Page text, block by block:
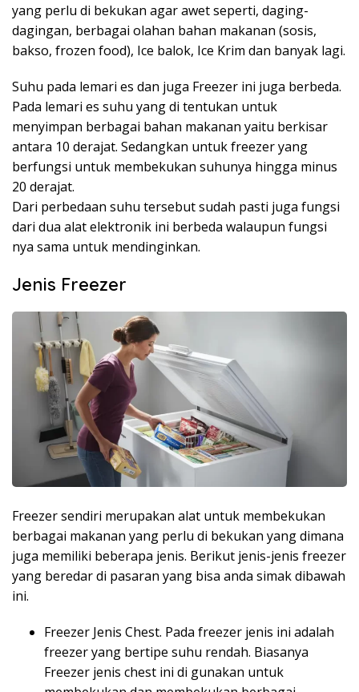
yang perlu di bekukan agar awet seperti, daging-
dagingan, berbagai olahan bahan makanan (sosis,
bakso, frozen food), Ice balok, Ice Krim dan banyak lagi.
Suhu pada lemari es dan juga Freezer ini juga berbeda.
Pada lemari es suhu yang di tentukan untuk
menyimpan berbagai bahan makanan yaitu berkisar
antara 10 derajat. Sedangkan untuk freezer yang
berfungsi untuk membekukan suhunya hingga minus
20 derajat.
Dari perbedaan suhu tersebut sudah pasti juga fungsi
dari dua alat elektronik ini berbeda walaupun fungsi
nya sama untuk mendinginkan.
Jenis Freezer
Freezer sendiri merupakan alat untuk membekukan
berbagai makanan yang perlu di bekukan yang dimana
juga memiliki beberapa jenis. Berikut jenis-jenis freezer
yang beredar di pasaran yang bisa anda simak dibawah
ini.
Freezer Jenis Chest. Pada freezer jenis ini adalah
freezer yang bertipe suhu rendah. Biasanya
Freezer jenis chest ini di gunakan untuk